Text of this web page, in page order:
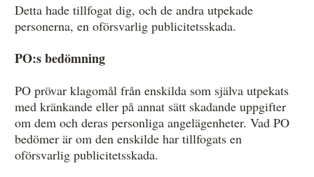
Detta hade tillfogat dig, och de andra utpekade
personerna, en oförsvarlig publicitetsskada.
PO:s bedömning
PO prövar klagomål från enskilda som själva utpekats
med kränkande eller på annat sätt skadande uppgifter
om dem och deras personliga angelägenheter. Vad PO
bedömer är om den enskilde har tillfogats en
oförsvarlig publicitetsskada.